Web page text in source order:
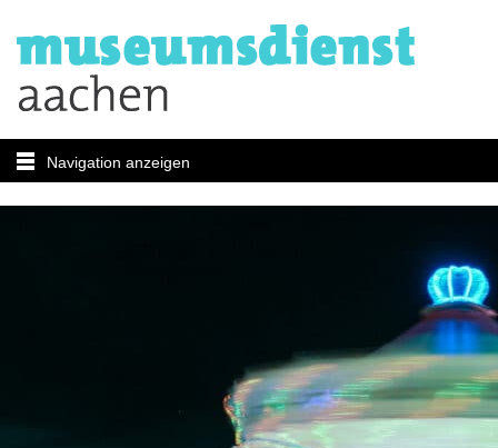
Navigation anzeigen